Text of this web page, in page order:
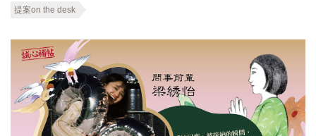
提案on the desk